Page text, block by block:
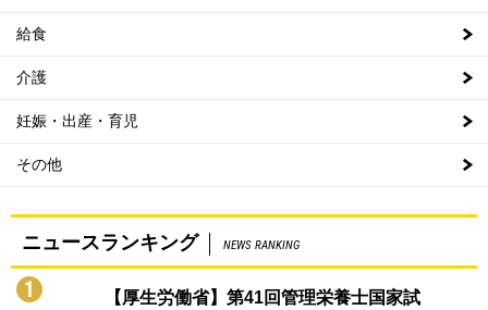
給食
介護
妊娠・出産・育児
その他
ニュースランキング NEWS RANKING
1
【厚生労働省】第41回管理栄養士国家試